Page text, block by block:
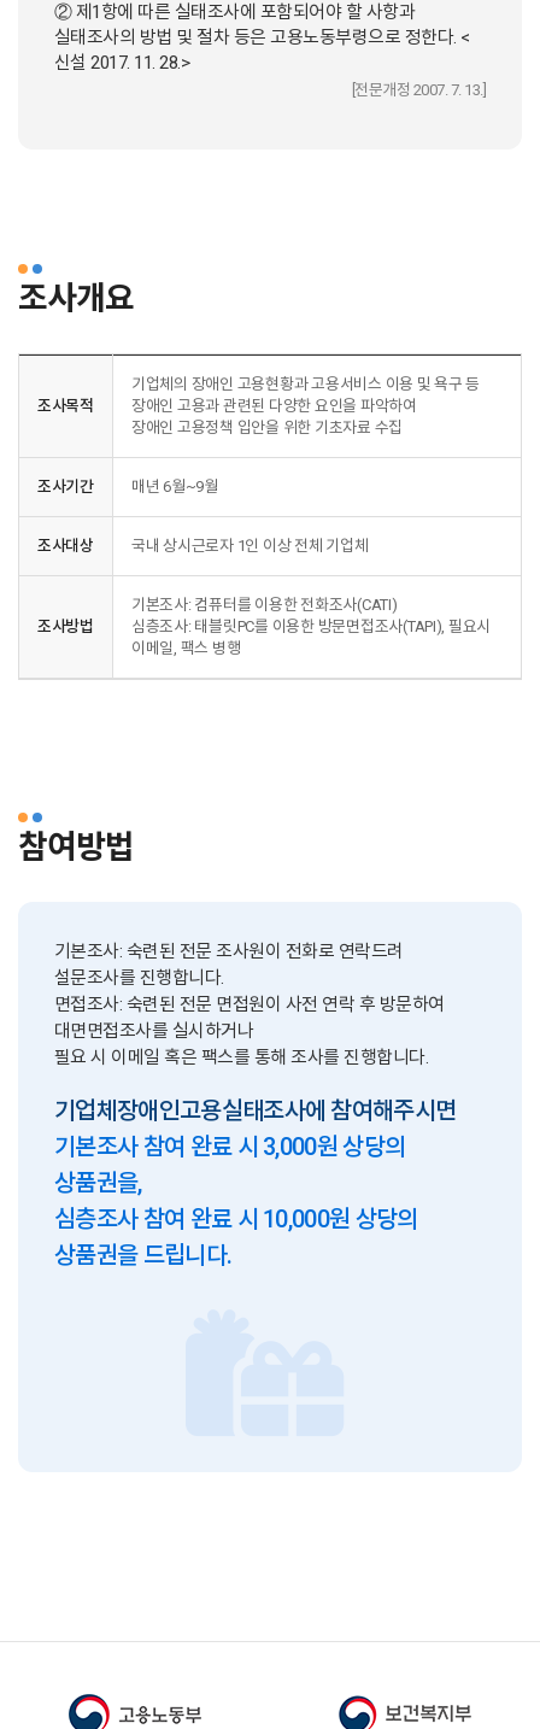
② 제1항에 따른 실태조사에 포함되어야 할 사항과
실태조사의 방법 및 절차 등은 고용노동부령으로 정한다. <
신설 2017. 11. 28.>
[전문개정 2007. 7. 13.]
조사개요
조사목적
기업체의 장애인 고용현황과 고용서비스 이용 및 욕구 등
장애인 고용과 관련된 다양한 요인을 파악하여
장애인 고용정책 입안을 위한 기초자료 수집
조사기간 매년 6월~9월
조사대상 국내 상시근로자 1인 이상 전체 기업체
조사방법
기본조사: 컴퓨터를 이용한 전화조사(CATI)
심층조사: 태블릿PC를 이용한 방문면접조사(TAPI), 필요시
이메일, 팩스 병행
참여방법
기본조사: 숙련된 전문 조사원이 전화로 연락드려
설문조사를 진행합니다.
면접조사: 숙련된 전문 면접원이 사전 연락 후 방문하여
대면면접조사를 실시하거나
필요 시 이메일 혹은 팩스를 통해 조사를 진행합니다.
기업체장애인고용실태조사에 참여해주시면
기본조사 참여 완료 시 3,000원 상당의
상품권을,
심층조사 참여 완료 시 10,000원 상당의
상품권을 드립니다.